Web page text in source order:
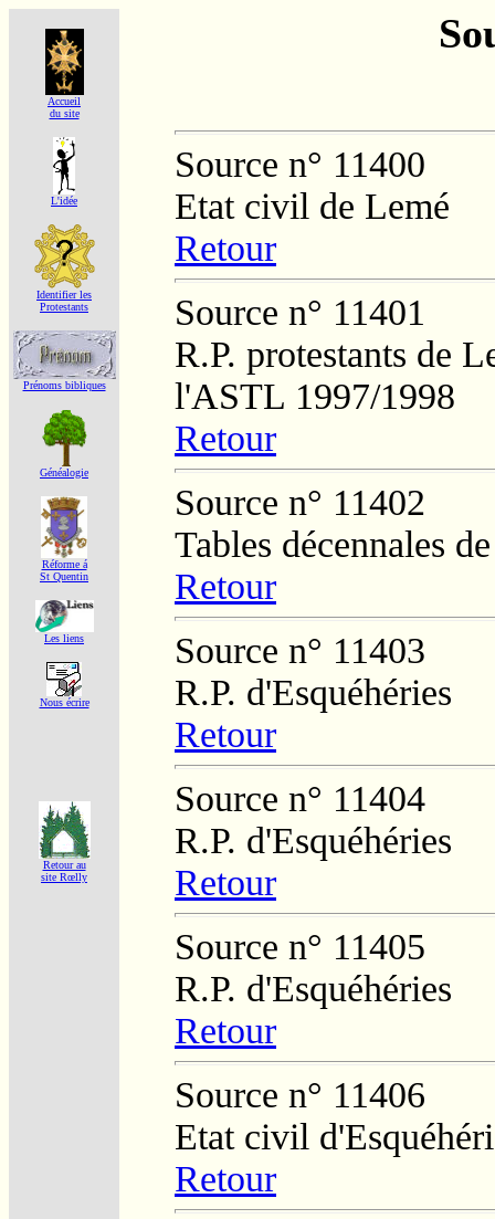
Accueil
du site
L'idée
Identifier les
Protestants
Prénoms bibliques
Généalogie
Réforme á
St Quentin
Les liens
Nous écrire
Retour au
site Rœlly
Source n° 11400
Etat civil de Lemé
Retour
Source n° 11401
R.P. protestants de
l'ASTL 1997/1998
Retour
Source n° 11402
Tables décennales
Retour
Source n° 11403
R.P. d'Esquéhéries
Retour
Source n° 11404
R.P. d'Esquéhéries
Retour
Source n° 11405
R.P. d'Esquéhéries
Retour
Source n° 11406
Etat civil
Retour